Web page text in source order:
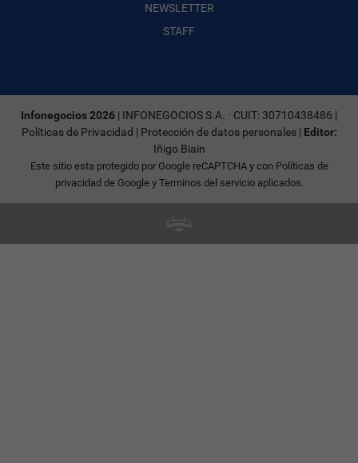
NEWSLETTER
STAFF
Infonegocios 2026 | INFONEGOCIOS S.A. · CUIT: 30710438486 |
Políticas de Privacidad | Protección de datos personales| Editor:
Iñigo Biain
Este sitio esta protegido por Google reCAPTCHA y con Políticas de
privacidad de Googley Terminos del servicioaplicados.